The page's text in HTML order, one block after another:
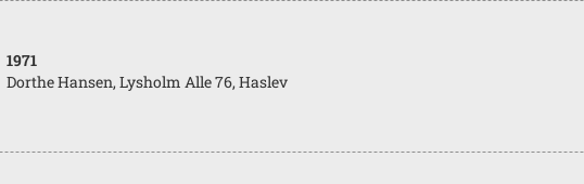
1971
Dorthe Hansen, Lysholm Alle 76, Haslev